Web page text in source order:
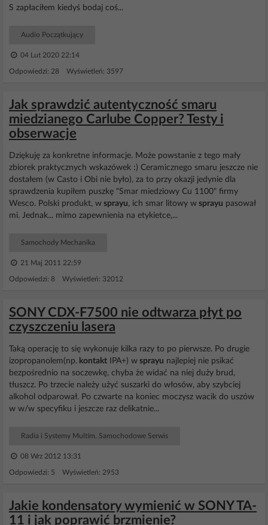
S zapłaciłem kiedyś bodaj coś...
Audio Początkujący
04 Lut 2020 22:14
Odpowiedzi: 28 Wyświetleń: 3597
Jak sprawdzić autentyczność smaru
miedzianego Carlube Copper? Testy i
obserwacje
Dziękuję za konkretne informacje. Może powstanie z tego mały
zbiorek praktycznych wskazówek :) Ceramicznego smaru jeszcze nie
dostałem (w Casto i Obi nie było), za to przy okazji jedynie dla
sprawdzenia kupiłem puszkę "Smar miedziowy Cu 1100" firmy
Wesco. Polski produkt, w sprayu, ich smar litowy w sprayu pasował
mi. Jednak... mimo zapewnienia na etykietce,...
Samochody Mechanika
21 Maj 2011 22:59
Odpowiedzi: 8 Wyświetleń: 32012
SONY CDX-F7500 nie odtwarza płyt po
czyszczeniu lasera
Taką operację to się wykonuje kilka razy to po pierwsze. Po drugie
izopropanolem(np. kontakt IPA+) w sprayu najlepiej nie psikać
bezpośrednio na soczewkę, chyba że widać na niej duży brud,
tłuszcz. Po trzecie należy użyć suszarki do włosów, aby szybciej
alkohol odparował. Po czwarte na koniec moczysz wacik do uszów
w w/w specyfiku i jeszcze raz delikatnie...
Radia i Systemy Multim. Samochodowe Serwis
08 Wrz 2012 13:31
Odpowiedzi: 5 Wyświetleń: 2953
Jakie kondensatory wymienić w SONY TA-
11 i jak poprawić brzmienie?